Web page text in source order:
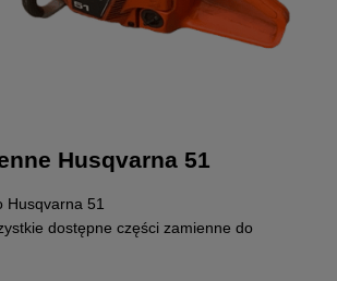
Husqvarna 51
Husqvarna 51
dostępne części zamienne do